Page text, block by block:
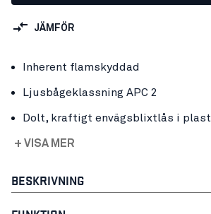
JÄMFÖR
Inherent flamskyddad
Ljusbågeklassning APC 2
Dolt, kraftigt envägsblixtlås i plast
+ VISA MER
BESKRIVNING